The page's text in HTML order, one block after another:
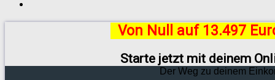
Von Null auf 13.497
Starte jetzt mit deinem
Der Weg zu deinem